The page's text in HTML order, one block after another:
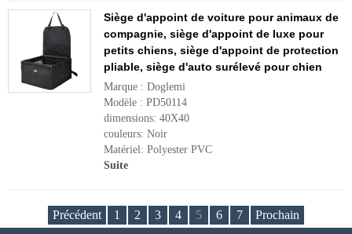
Siège d'appoint de voiture pour animaux de
compagnie, siège d'appoint de luxe pour
petits chiens, siège d'appoint de protection
pliable, siège d'auto surélevé pour chien
Marque : Doglemi
Modèle : PD50114
dimensions: 40X40
couleurs: Noir
Matériel: Polyester PVC
Suite
Précédent 1 2 3 4 5 6 7 Prochain